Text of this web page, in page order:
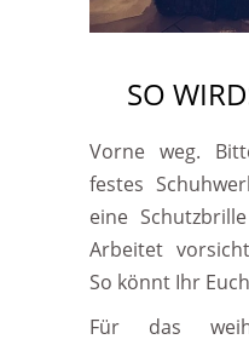
SO
Vorne weg.
festes
eine
Arbeitet
So könnt Ihr
Für das